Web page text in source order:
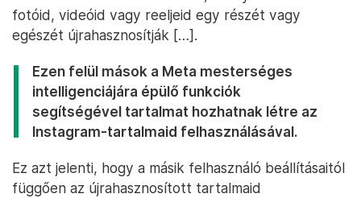
fotóid, videóid vagy reeljeid egy részét vagy
egészét újrahasznosítják […].
Ezen felül mások a Meta mesterséges
intelligenciájára épülő funkciók
segítségével tartalmat hozhatnak létre az
Instagram-tartalmaid felhasználásával.
Ez azt jelenti, hogy a másik felhasználó beállításaitól
függően az újrahasznosított tartalmaid